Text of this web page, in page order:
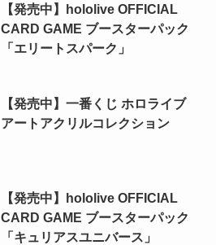
【発売中】hololive OFFICIAL
CARD GAME ブースターパック
「エリートスパーク」
【発売中】一番くじ ホロライブ
アートアクリルコレクション
【発売中】hololive OFFICIAL
CARD GAME ブースターパック
「キュリアスユニバース」